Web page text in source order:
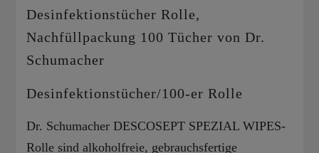
Desinfektionstücher Rolle,
Nachfüllpackung 100 Tücher von Dr.
Schumacher
Desinfektionstücher/100-er Rolle
Dr. Schumacher DESCOSEPT SPEZIAL WIPES-
Rolle sind alkoholfreie, gebrauchsfertige